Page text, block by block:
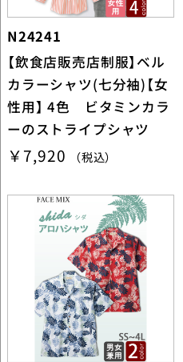
N24241
【飲食店販売店制服】ベル
カラーシャツ(七分袖)【女
性用】 4色 ビタミンカラ
ーのストライプシャツ
￥7,920 （税込）